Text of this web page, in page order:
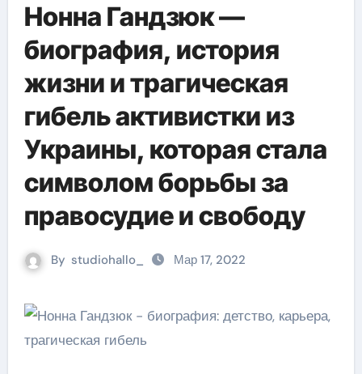
Нонна Гандзюк —
биография, история
жизни и трагическая
гибель активистки из
Украины, которая стала
символом борьбы за
правосудие и свободу
By studiohallo_ Мар 17, 2022